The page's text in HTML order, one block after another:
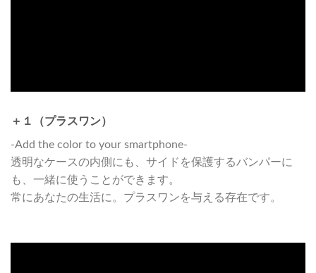
＋１（プラスワン）
-Add the color to your smartphone-
透明なケースの内側にも、サイドを保護するバンパーに
も、一緒に使うことができます。
常にあなたの生活に。プラスワンを与える存在です。